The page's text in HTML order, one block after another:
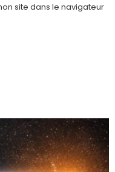
site dans le navigateur